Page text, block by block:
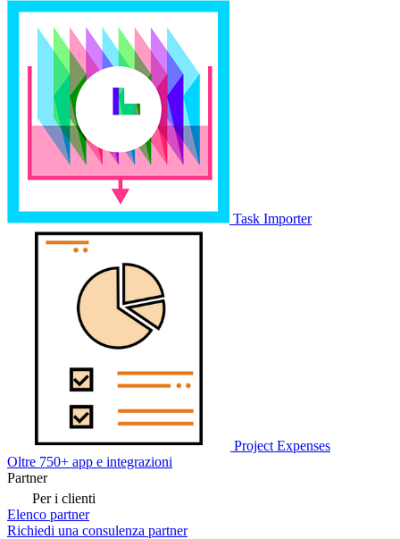
Task Importer
Project Expenses
Oltre 750+ app e integrazioni
Partner
Per i clienti
Elenco partner
Richiedi una consulenza partner